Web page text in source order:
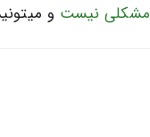
مشکلی نیست و